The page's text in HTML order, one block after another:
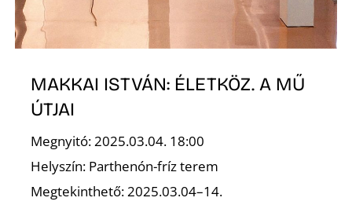
MAKKAI ISTVÁN: ÉLETKÖZ. A MŰ
ÚTJAI
Megnyitó: 2025.03.04. 18:00
Helyszín: Parthenón-fríz terem
Megtekinthető: 2025.03.04–14.